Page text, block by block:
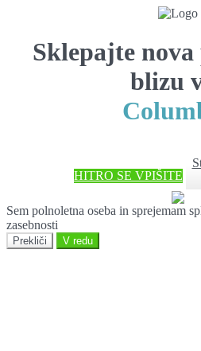
Sklepajte nova
blizu
HITRO SE VPIŠITE
Sem polnoletna oseba in sprejemam
zasebnosti
Prekliči V redu